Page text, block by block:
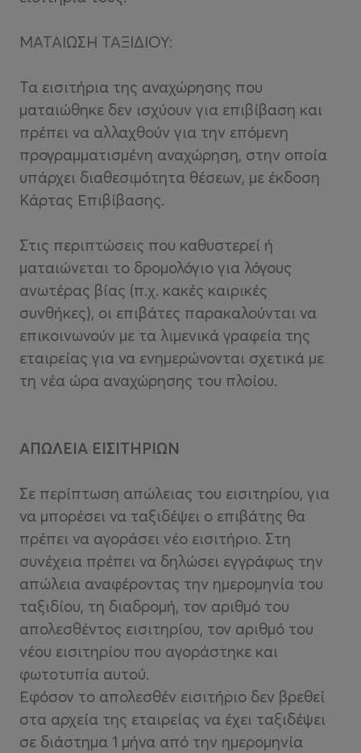
ΜΑΤΑΙΩΣΗ ΤΑΞΙΔΙΟΥ:
Τα εισιτήρια της αναχώρησης που
ματαιώθηκε δεν ισχύουν για επιβίβαση και
πρέπει να αλλαχθούν για την επόμενη
προγραμματισμένη αναχώρηση, στην οποία
υπάρχει διαθεσιμότητα θέσεων, με έκδοση
Κάρτας Επιβίβασης.
Στις περιπτώσεις που καθυστερεί ή
ματαιώνεται το δρομολόγιο για λόγους
ανωτέρας βίας (π.χ. κακές καιρικές
συνθήκες), οι επιβάτες παρακαλούνται να
επικοινωνούν με τα λιμενικά γραφεία της
εταιρείας για να ενημερώνονται σχετικά με
τη νέα ώρα αναχώρησης του πλοίου.
ΑΠΩΛΕΙΑ ΕΙΣΙΤΗΡΙΩΝ
Σε περίπτωση απώλειας του εισιτηρίου, για
να μπορέσει να ταξιδέψει ο επιβάτης θα
πρέπει να αγοράσει νέο εισιτήριο. Στη
συνέχεια πρέπει να δηλώσει εγγράφως την
απώλεια αναφέροντας την ημερομηνία του
ταξιδίου, τη διαδρομή, τον αριθμό του
απολεσθέντος εισιτηρίου, τον αριθμό του
νέου εισιτηρίου που αγοράστηκε και
φωτοτυπία αυτού.
Εφόσον το απολεσθέν εισιτήριο δεν βρεθεί
στα αρχεία της εταιρείας να έχει ταξιδέψει
σε διάστημα 1 μήνα από την ημερομηνία